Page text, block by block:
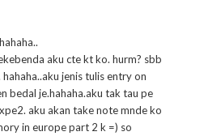
aku cte kt ko. hurm? sbb
jenis tulis entry on
bedal je.hahaha.aku tak tau pe
aku akan take note mnde ko
in europe part 2 k =) so